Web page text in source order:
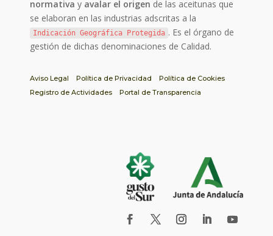
normativa y avalar el origen de las aceitunas que
se elaboran en las industrias adscritas a la
Indicación Geográfica Protegida . Es el órgano de
gestión de dichas denominaciones de Calidad.
Aviso Legal Política de Privacidad
Política de Cookies
Registro de Actividades
Portal de Transparencia